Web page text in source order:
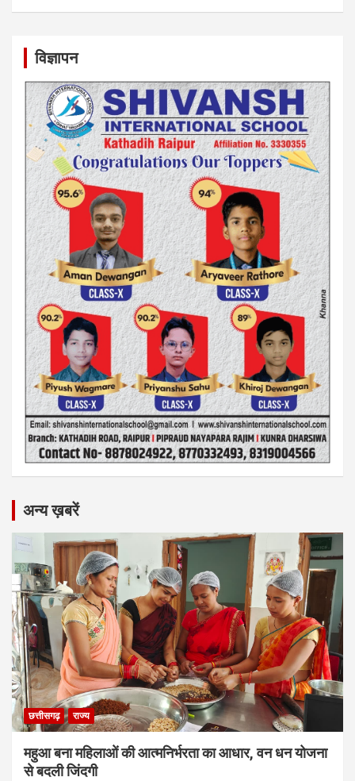
विज्ञापन
अन्य ख़बरें
छत्तीसगढ़ राज्य
महुआ बना महिलाओं की आत्मनिर्भरता का आधार, वन धन योजना
से बदली जिंदगी